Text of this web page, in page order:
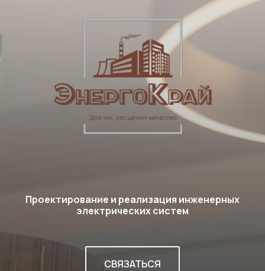
Проектирование и реализация инженерных
электрических систем
СВЯЗАТЬСЯ